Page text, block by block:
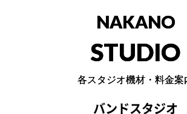
NAKANO
STUDIO
各スタジオ機材・料金案
バンドスタジオ